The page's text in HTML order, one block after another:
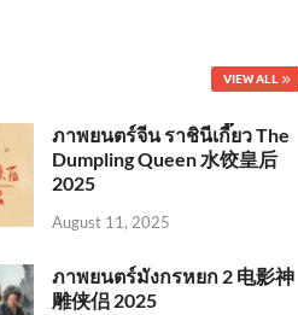
VIEW ALL
ภาพยนตร์จีน ราชินีเกี๊ยว The
Dumpling Queen 水饺皇后
2025
August 11, 2025
ภาพยนตร์มังกรหยก 2 电影神
雕侠侣 2025